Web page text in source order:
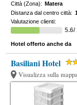
Città (Zona): Matera
Distanza dal centro città:
Valutazione clienti:
5.6/
Hotel offerto anche da
Basiliani Hotel
Visualizza sulla